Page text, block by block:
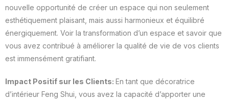
nouvelle opportunité de créer un espace qui non seulement
esthétiquement plaisant, mais aussi harmonieux et équilibré
énergiquement. Voir la transformation d’un espace et savoir que
vous avez contribué à améliorer la qualité de vie de vos clients
est immensément gratifiant.
Impact Positif sur les Clients: En tant que décoratrice
d’intérieur Feng Shui, vous avez la capacité d’apporter une